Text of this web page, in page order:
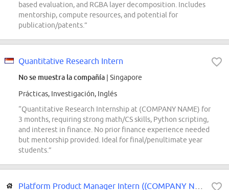
based evaluation, and RGBA layer decomposition. Includes
mentorship, compute resources, and potential for
publication/patents.”
Quantitative Research Intern
No se muestra la compañía | Singapore
Prácticas, Investigación, Inglés
“Quantitative Research Internship at (COMPANY NAME) for
3 months, requiring strong math/CS skills, Python scripting,
and interest in finance. No prior finance experience needed
but mentorship provided. Ideal for final/penultimate year
students.”